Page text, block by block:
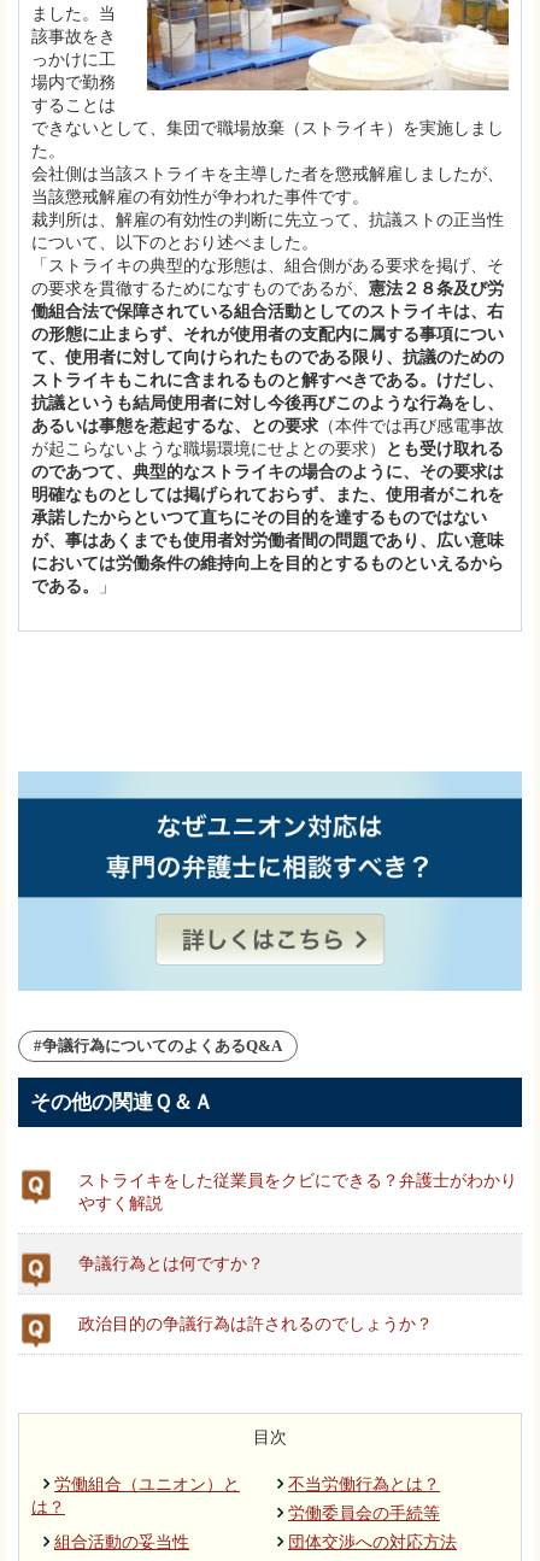
ました。当
該事故をき
っかけに工
場内で勤務
することは
できないとして、集団で職場放棄（ストライキ）を実施しまし
た。
会社側は当該ストライキを主導した者を懲戒解雇しましたが、
当該懲戒解雇の有効性が争われた事件です。
裁判所は、解雇の有効性の判断に先立って、抗議ストの正当性
について、以下のとおり述べました。
「ストライキの典型的な形態は、組合側がある要求を掲げ、そ
の要求を貫徹するためになすものであるが、 憲法２８条及び労
働組合法で保障されている組合活動としてのストライキは、右
の形態に止まらず、それが使用者の支配内に属する事項につい
て、使用者に対して向けられたものである限り、抗議のための
ストライキもこれに含まれるものと解すべきである。けだし、
抗議というも結局使用者に対し今後再びこのような行為をし、
あるいは事態を惹起するな、との要求 （本件では再び感電事故
が起こらないような職場環境にせよとの要求）
とも受け取れる
のであつて、典型的なストライキの場合のように、その要求は
明確なものとしては掲げられておらず、また、使用者がこれを
承諾したからといつて直ちにその目的を達するものではない
が、事はあくまでも使用者対労働者間の問題であり、広い意味
においては労働条件の維持向上を目的とするものといえるから
である。
」
#争議行為についてのよくあるQ&A
その他の関連Ｑ＆Ａ
ストライキをした従業員をクビにできる？弁護士がわかり
やすく解説
争議行為とは何ですか？
政治目的の争議行為は許されるのでしょうか？
目次
労働組合（ユニオン）と
は？
不当労働行為とは？
労働委員会の手続等
組合活動の妥当性
団体交渉への対応方法